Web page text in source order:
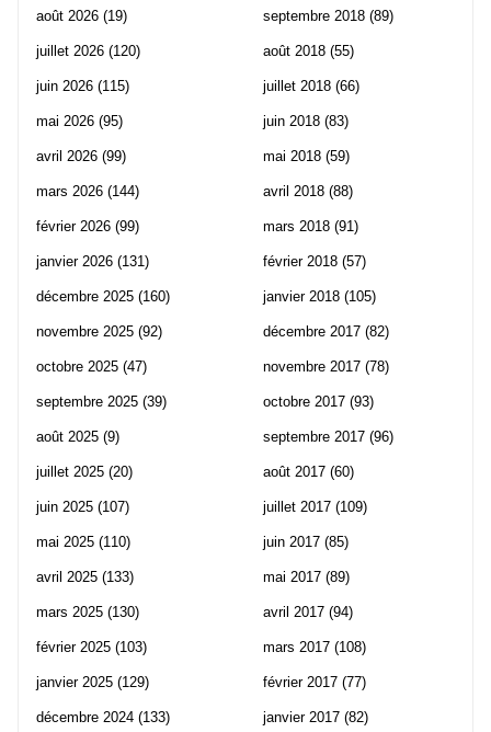
août 2026 (19)
juillet 2026 (120)
juin 2026 (115)
mai 2026 (95)
avril 2026 (99)
mars 2026 (144)
février 2026 (99)
janvier 2026 (131)
décembre 2025 (160)
novembre 2025 (92)
octobre 2025 (47)
septembre 2025 (39)
août 2025 (9)
juillet 2025 (20)
juin 2025 (107)
mai 2025 (110)
avril 2025 (133)
mars 2025 (130)
février 2025 (103)
janvier 2025 (129)
décembre 2024 (133)
septembre 2018 (89)
août 2018 (55)
juillet 2018 (66)
juin 2018 (83)
mai 2018 (59)
avril 2018 (88)
mars 2018 (91)
février 2018 (57)
janvier 2018 (105)
décembre 2017 (82)
novembre 2017 (78)
octobre 2017 (93)
septembre 2017 (96)
août 2017 (60)
juillet 2017 (109)
juin 2017 (85)
mai 2017 (89)
avril 2017 (94)
mars 2017 (108)
février 2017 (77)
janvier 2017 (82)